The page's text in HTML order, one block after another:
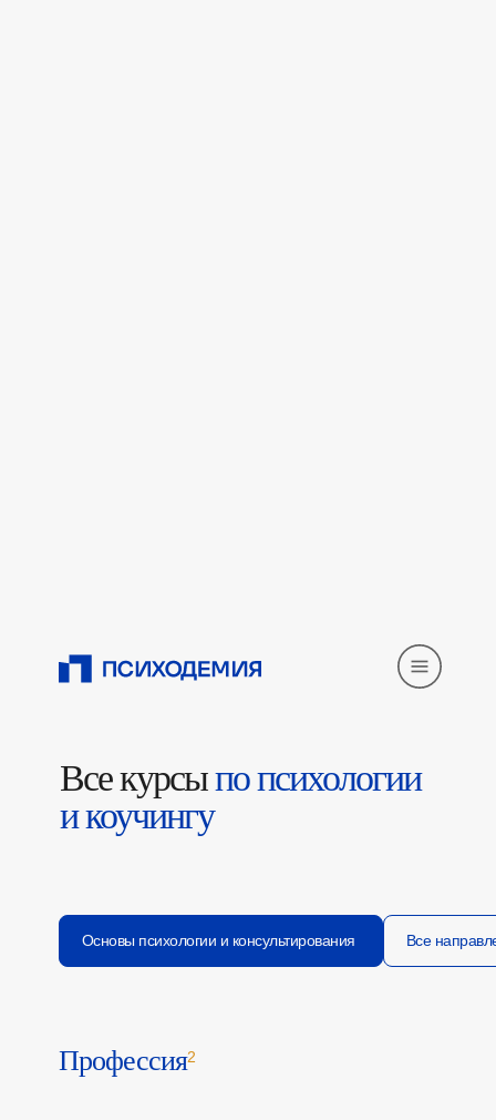
Все курсыпо психологии
и коучингу
Основы психологии и консультирования Все
Профессия2